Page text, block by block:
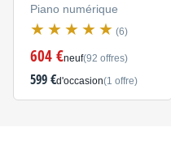
Piano numérique
(6)
604 €neuf(92 offres)
599 €d'occasion(1 offre)